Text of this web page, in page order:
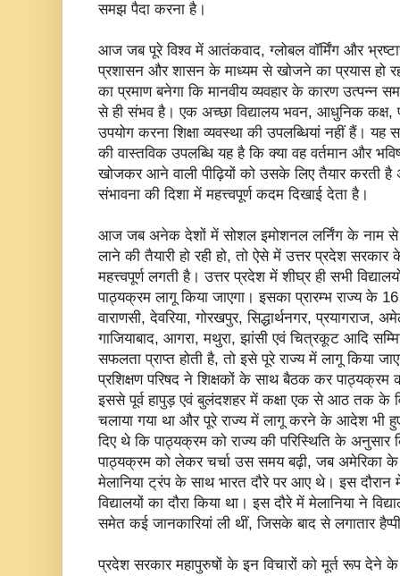
समझ पैदा करना है।
आज जब पूरे विश्व में आतंकवाद, ग्लोबल वॉर्मिंग और
प्रशासन और शासन के माध्यम से खोजने का प्रयास हो
का प्रमाण बनेगा कि मानवीय व्यवहार के कारण उत्पन्न
से ही संभव है। एक अच्छा विद्यालय भवन, आधुनिक
उपयोग करना शिक्षा व्यवस्था की उपलब्धियां नहीं हैं। यह
की वास्तविक उपलब्धि यह है कि क्या वह वर्तमान और
खोजकर आने वाली पीढ़ियों को उसके लिए तैयार करती है
संभावना की दिशा में महत्त्वपूर्ण कदम दिखाई देता है।
आज जब अनेक देशों में सोशल इमोशनल लर्निंग के नाम से
लाने की तैयारी हो रही हो, तो ऐसे में उत्तर प्रदेश सरकार के
महत्त्वपूर्ण लगती है। उत्तर प्रदेश में शीघ्र ही सभी
पाठ्यक्रम लागू किया जाएगा। इसका प्रारम्भ राज्य के
वाराणसी, देवरिया, गोरखपुर, सिद्धार्थनगर, प्रयागराज,
गाजियाबाद, आगरा, मथुरा, झांसी एवं चित्रकूट आदि
सफलता प्राप्त होती है, तो इसे पूरे राज्य में लागू किया
प्रशिक्षण परिषद ने शिक्षकों के साथ बैठक कर पाठ्यक्रम
इससे पूर्व हापुड़ एवं बुलंदशहर में कक्षा एक से आठ तक के
चलाया गया था और पूरे राज्य में लागू करने के आदेश भी
दिए थे कि पाठ्यक्रम को राज्य की परिस्थिति के अनुसार
पाठ्यक्रम को लेकर चर्चा उस समय बढ़ी, जब अमेरिका के
मेलानिया ट्रंप के साथ भारत दौरे पर आए थे। इस दौरान
विद्यालयों का दौरा किया था। इस दौरे में मेलानिया ने
समेत कई जानकारियां ली थीं, जिसके बाद से लगातार
प्रदेश सरकार महापुरुषों के इन विचारों को मूर्त रूप देने